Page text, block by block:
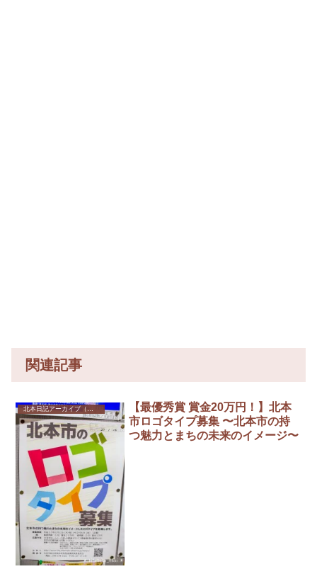
関連記事
北本日記アーカイブ（記録保存）
【最優秀賞 賞金20万円！】北本
市ロゴタイプ募集 〜北本市の持
つ魅力とまちの未来のイメージ〜